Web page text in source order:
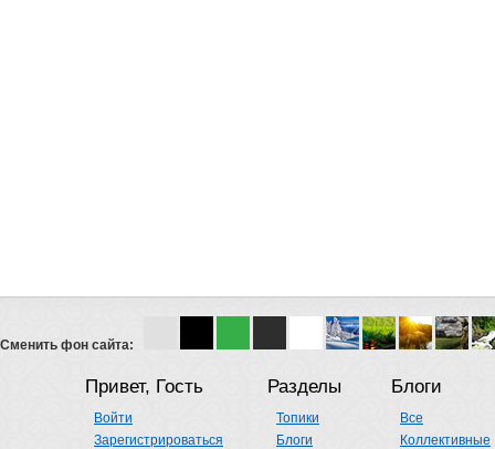
Сменить фон сайта:
Привет, Гость
Войти
Зарегистрироваться
Разделы
Топики
Блоги
Блоги
Все
Коллективные